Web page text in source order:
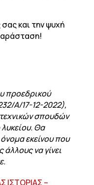
και την ψυχή
προεδρικού
Α/17-12-2022),
σπουδών
Θα
εκείνου που
άλλους να γίνει
ΙΣΤΟΡΙΑΣ –